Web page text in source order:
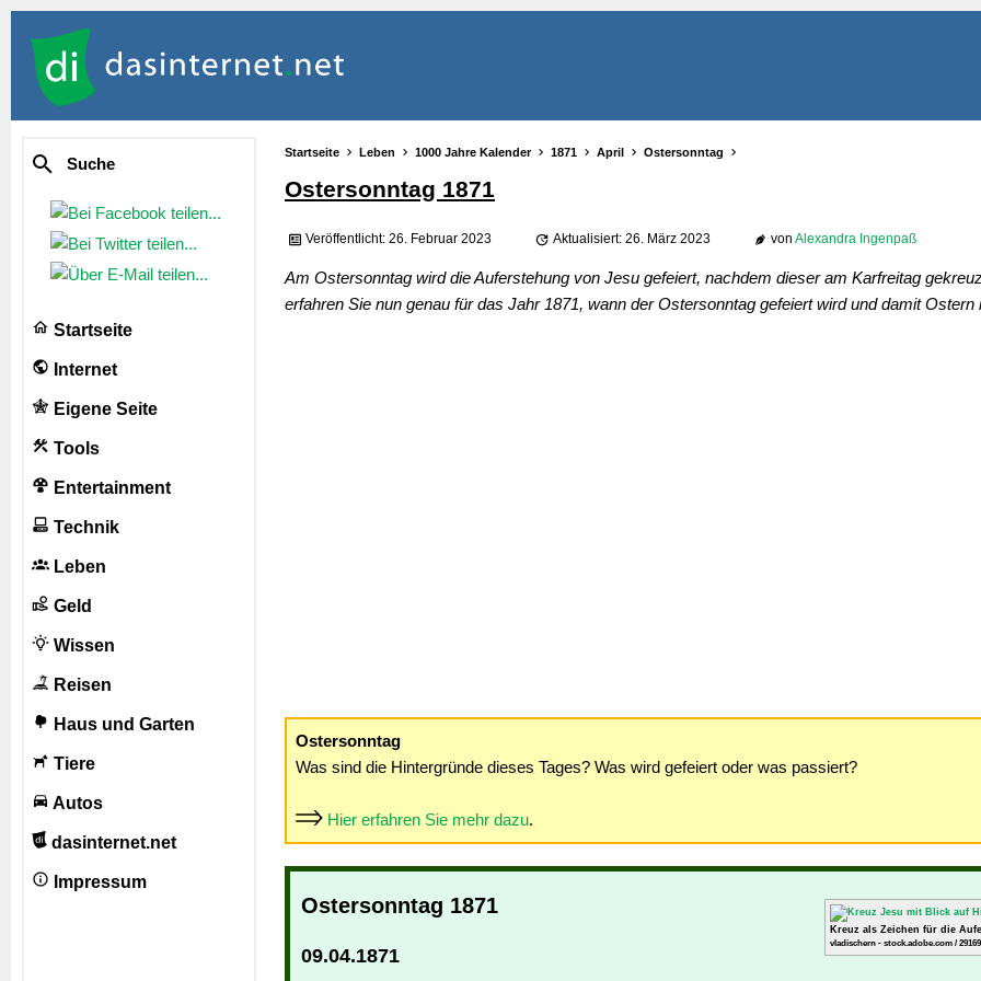
Suche
Startseite
Internet
Eigene Seite
Tools
Entertainment
Technik
Leben
Geld
Wissen
Reisen
Haus und Garten
Tiere
Autos
dasinternet.net
Impressum
Startseite Leben 1000 Jahre Kalender 1871 April Ostersonntag
Ostersonntag 1871
Veröffentlicht: 26. Februar 2023 Aktualisiert: 26. März 2023 von Alexandra Ingenpaß
Am Ostersonntag wird die Auferstehung von Jesu gefeiert, nachdem dieser am Karfreitag
erfahren Sie nun genau für das Jahr 1871, wann der Ostersonntag gefeiert wird und damit Ostern
Ostersonntag
Was sind die Hintergründe dieses Tages? Was wird gefeiert oder was passiert?
Hier erfahren Sie mehr dazu.
Kreuz als Zeichen für die
vladischern - stock.adobe.com /
Ostersonntag 1871
09.04.1871